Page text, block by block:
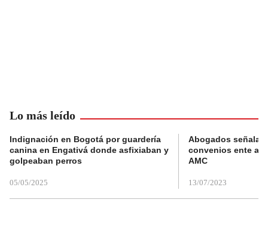
Lo más leído
Indignación en Bogotá por guardería
canina en Engativá donde asfixiaban y
golpeaban perros
05/05/2025
Abogados
convenios ente
AMC
13/07/2023